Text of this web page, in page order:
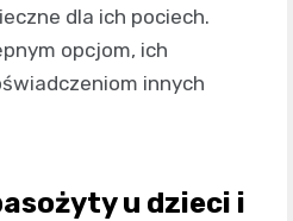
dla ich pociech.
opcjom, ich
innych
u dzieci i